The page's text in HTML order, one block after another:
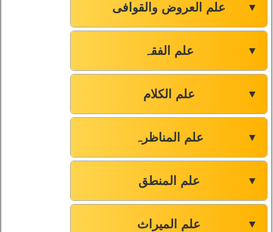
علم العروض والقوافی ▼
علم الفقہ ▼
علم الکلام ▼
علم المناظرہ ▼
علم المنطق ▼
علم المیراث ▼